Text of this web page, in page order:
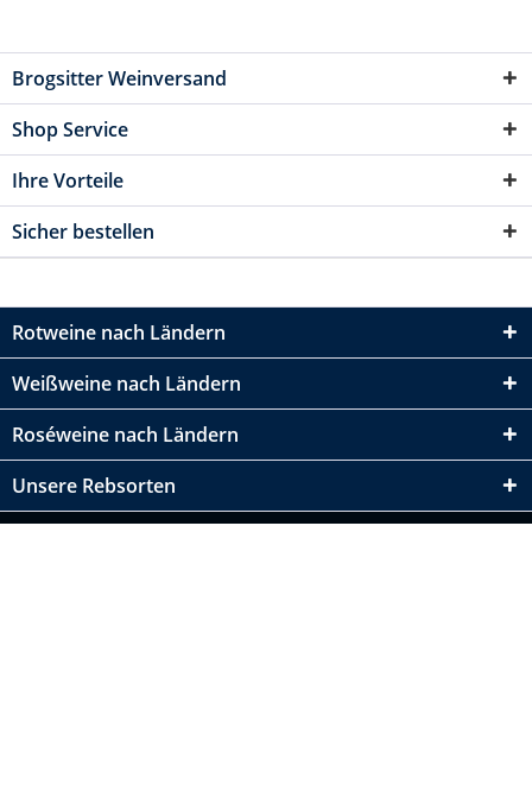
Brogsitter Weinversand
Shop Service
Ihre Vorteile
Sicher bestellen
Rotweine nach Ländern
Weißweine nach Ländern
Roséweine nach Ländern
Unsere Rebsorten